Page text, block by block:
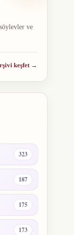
ve
keşfet →
323
187
175
173